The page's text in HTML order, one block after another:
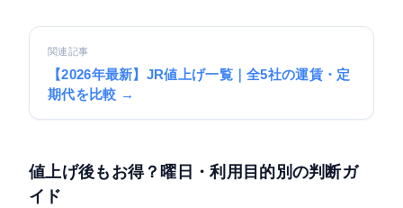
関連記事
【2026年最新】JR値上げ一覧｜全5社の運賃・定
期代を比較 →
値上げ後もお得？曜日・利用目的別の判断ガ
イド